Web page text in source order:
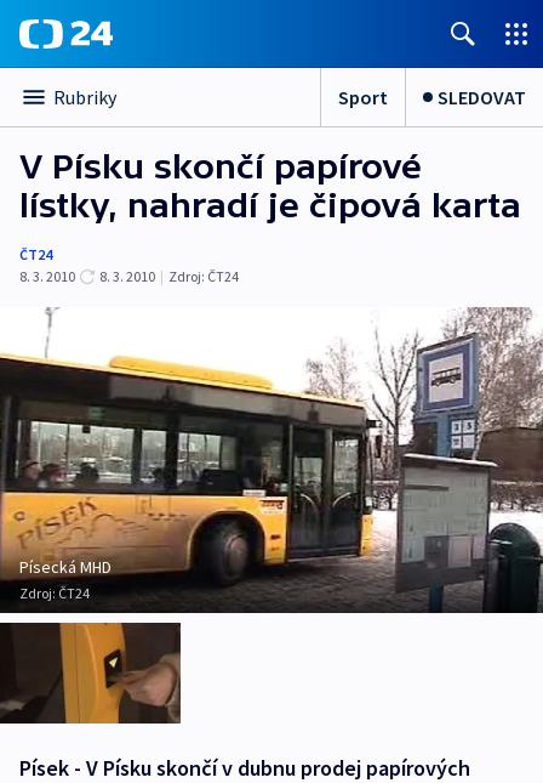
Rubriky Sport SLEDOVAT
V Písku skončí papírové
lístky, nahradí je čipová karta
ČT24
8. 3. 2010
8. 3. 2010 | Zdroj: ČT24
Písecká MHD
Zdroj: ČT24
Písek - V Písku skončí v dubnu prodej papírových